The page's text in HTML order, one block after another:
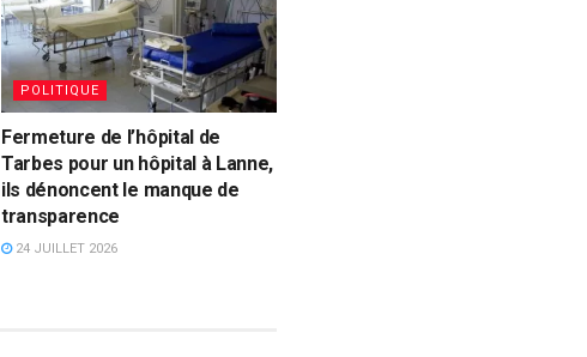
POLITIQUE
Fermeture de l’hôpital de
Tarbes pour un hôpital à Lanne,
ils dénoncent le manque de
transparence
24 JUILLET 2026